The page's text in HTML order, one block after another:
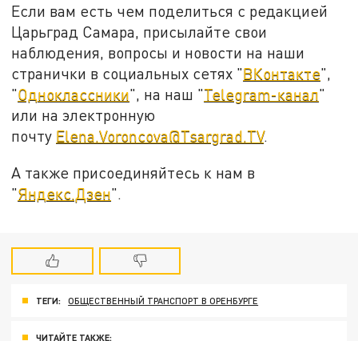
Если вам есть чем поделиться с редакцией
Царьград Самара, присылайте свои
наблюдения, вопросы и новости на наши
странички в социальных сетях "ВКонтакте",
"Одноклассники", на наш "Telegram-канал"
или на электронную
почту Elena.Voroncova@Tsargrad.TV.
А также присоединяйтесь к нам в
"Яндекс.Дзен".
ТЕГИ: ОБЩЕСТВЕННЫЙ ТРАНСПОРТ В ОРЕНБУРГЕ
ЧИТАЙТЕ ТАКЖЕ: